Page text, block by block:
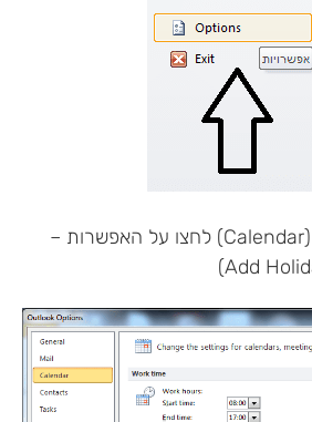
בלשונית לוח שנה (Calendar) לחצו על האפשרות –